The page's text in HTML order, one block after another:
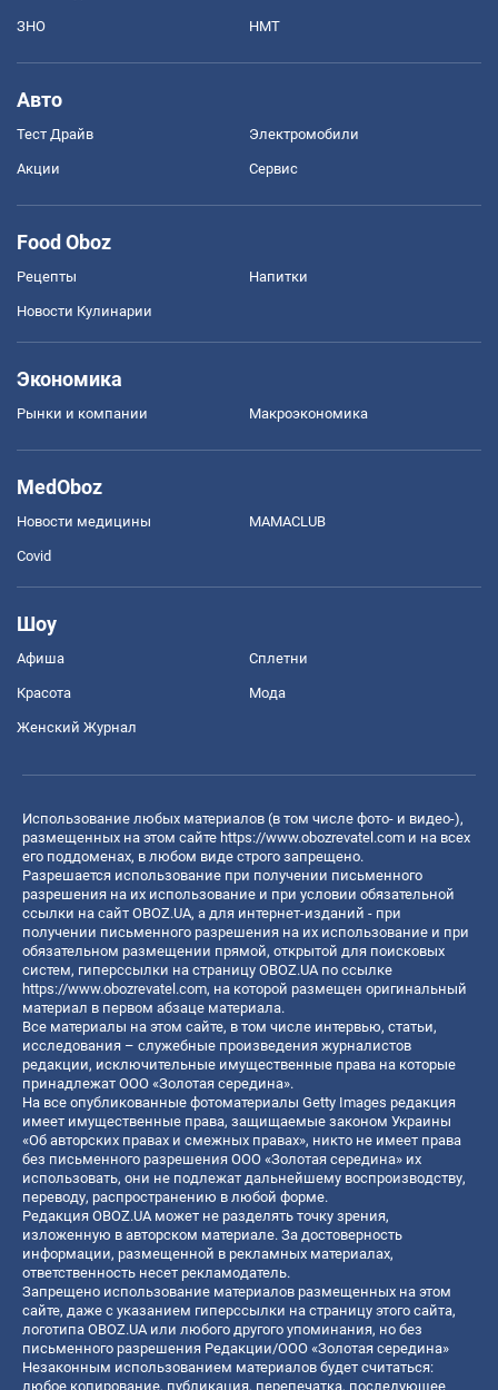
ЗНО НМТ
Авто
Тест Драйв Электромобили
Акции Сервис
Food Oboz
Рецепты Напитки
Новости Кулинарии
Экономика
Рынки и компании Mакроэкономика
MedOboz
Новости медицины MAMACLUB
Covid
Шоу
Афиша Сплетни
Красота Мода
Женский Журнал
Использование любых материалов (в том числе фото- и видео-),
размещенных на этом сайте https://www.obozrevatel.com и на всех
его поддоменах, в любом виде строго запрещено.
Разрешается использование при получении письменного
разрешения на их использование и при условии обязательной
ссылки на сайт OBOZ.UA, а для интернет-изданий - при
получении письменного разрешения на их использование и при
обязательном размещении прямой, открытой для поисковых
систем, гиперссылки на страницу OBOZ.UA по ссылке
https://www.obozrevatel.com, на которой размещен оригинальный
материал в первом абзаце материала.
Все материалы на этом сайте, в том числе интервью, статьи,
исследования – служебные произведения журналистов
редакции, исключительные имущественные права на которые
принадлежат ООО «Золотая середина».
На все опубликованные фотоматериалы Getty Images редакция
имеет имущественные права, защищаемые законом Украины
«Об авторских правах и смежных правах», никто не имеет права
без письменного разрешения ООО «Золотая середина» их
использовать, они не подлежат дальнейшему воспроизводству,
переводу, распространению в любой форме.
Редакция OBOZ.UA может не разделять точку зрения,
изложенную в авторском материале. За достоверность
информации, размещенной в рекламных материалах,
ответственность несет рекламодатель.
Запрещено использование материалов размещенных на этом
сайте, даже с указанием гиперссылки на страницу этого сайта,
логотипа OBOZ.UA или любого другого упоминания, но без
письменного разрешения Редакции/ООО «Золотая середина»
Незаконным использованием материалов будет считаться:
любое копирование, публикация, перепечатка, последующее